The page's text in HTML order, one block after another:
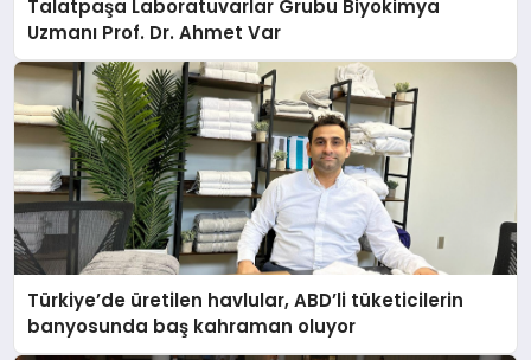
Talatpaşa Laboratuvarlar Grubu Biyokimya
Uzmanı Prof. Dr. Ahmet Var
Türkiye’de üretilen havlular, ABD’li tüketicilerin
banyosunda baş kahraman oluyor